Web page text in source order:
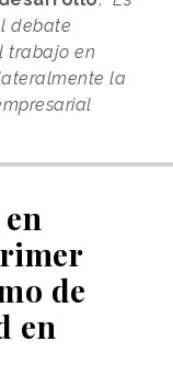
debate
trabajo en
la
de
en